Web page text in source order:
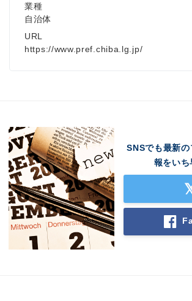
業種
自治体
URL
https://www.pref.chiba.lg.jp/
SNSでも最新
報をいち